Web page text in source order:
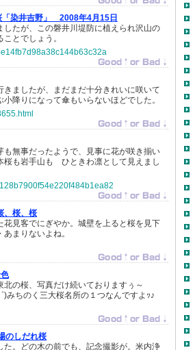
「染井吉野」 2008年4月15日
たが、この磐井川堤防に植えられ沢山の
とでしょう。
ましたが、まだまだ十分きれいに咲いて
降りになって傘もいらないほどでした。
無事だったようで、見事に花が咲き揃い
も岩手山も ひときわ凛として見えまし
、桜、桜
見客でにぎやか。城壁を上ると桜を見下
まりないよね。
の桜、写真だけ続いておりますぅ～
)みちのく三大桜名所の１つなんですよｯ♪
のしだれ桜
。どの木の前でも、記念撮影が。米内浄